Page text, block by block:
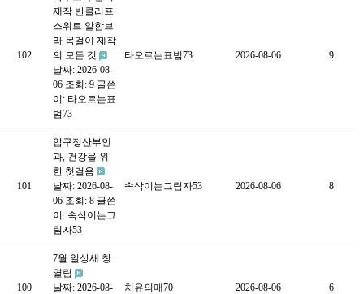
102
제작 반클리프
스위트 알함브
라 목걸이 제작
의 모든 것
날짜: 2026-08-
06 조회: 9 글쓴
이: 타오르는표
범73
타오르는표범73 2026-08-06 9
101
압구정산부인
과, 건강을 위
한 첫걸음
날짜: 2026-08-
06 조회: 8 글쓴
이: 속삭이는그
림자53
속삭이는그림자53 2026-08-06 8
100
7월 일상새 창
열림
날짜: 2026-08-
치유의매70 2026-08-06 6